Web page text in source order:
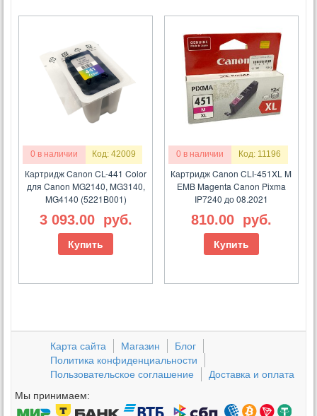
0 в наличии Код: 42009
Картридж Canon CL-441 Color
для Canon MG2140, MG3140,
MG4140 (5221B001)
3 093.00 руб.
Купить
0 в наличии Код: 11196
Картридж Canon CLI-451XL M
EMB Magenta Canon Pixma
IP7240 до 08.2021
810.00 руб.
Купить
Карта сайта Магазин
Блог
Политика конфиденциальности
Пользовательское соглашение
Доставка и оплата
Мы принимаем: